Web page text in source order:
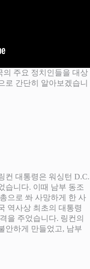
의 주요 정치인들을 대상
로 간단히 알아보겠습니
컨 대통령은 워싱턴 D.C.
습니다. 이때 남부 동조
으로 쏴 사망하게 한 사
역사상 최초의 대통령
을 주었습니다. 링컨의
안하게 만들었고, 남부